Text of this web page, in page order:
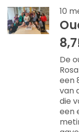
10
De
een
van
die
een